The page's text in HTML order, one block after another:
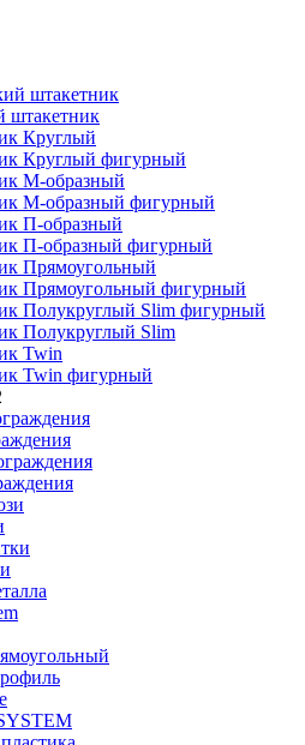
штакетник
Круглый
Круглый фигурный
М-образный
М-образный фигурный
П-образный
П-образный фигурный
Прямоугольный
Прямоугольный фигурный
Полукруглый Slim фигурный
Полукруглый Slim
Twin
Twin фигурный